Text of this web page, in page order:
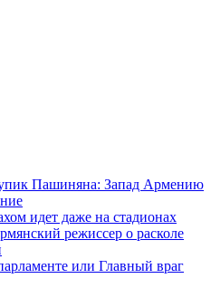
Пашиняна: Запад Армению
идет даже на стадионах
режиссер о расколе
или Главный враг